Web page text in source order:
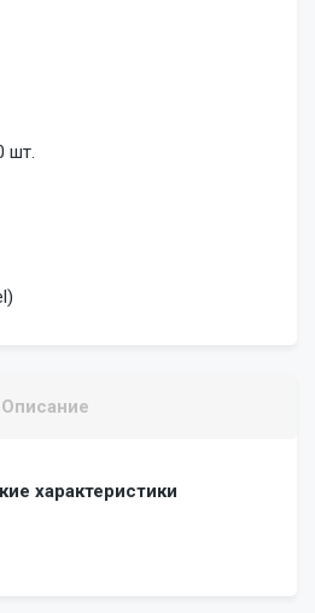
шт.
Описание
характеристики